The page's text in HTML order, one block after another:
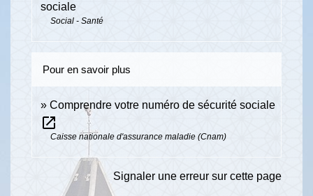
sociale
Social - Santé
Pour en savoir plus
Comprendre votre numéro de sécurité sociale
open_in_new
Caisse nationale d'assurance maladie (Cnam)
Signaler une erreur sur cette page